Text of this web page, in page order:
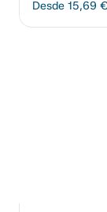
Desde 15,69